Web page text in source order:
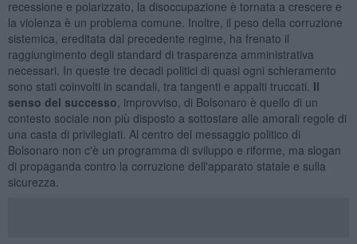
recessione e polarizzato, la disoccupazione è tornata a crescere e
la violenza è un problema comune. Inoltre, il peso della corruzione
sistemica, ereditata dal precedente regime, ha frenato il
raggiungimento degli standard di trasparenza amministrativa
necessari. In queste tre decadi politici di quasi ogni schieramento
sono stati coinvolti in scandali, tra tangenti e appalti truccati. Il
senso del successo , improvviso, di Bolsonaro è quello di un
contesto sociale non più disposto a sottostare alle amorali regole di
una casta di privilegiati. Al centro del messaggio politico di
Bolsonaro non c'è un programma di sviluppo e riforme, ma slogan
di propaganda contro la corruzione dell'apparato statale e sulla
sicurezza.